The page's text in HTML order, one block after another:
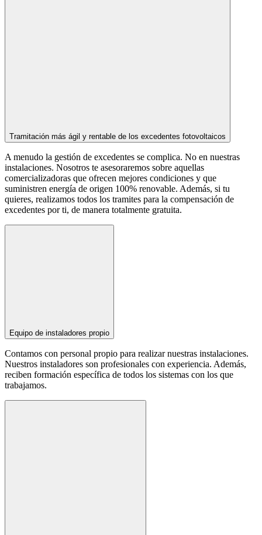
Tramitación más ágil y rentable de los excedentes fotovoltaicos
A menudo la gestión de excedentes se complica. No en nuestras
instalaciones. Nosotros te asesoraremos sobre aquellas
comercializadoras que ofrecen mejores condiciones y que
suministren energía de origen 100% renovable. Además, si tu
quieres, realizamos todos los tramites para la compensación de
excedentes por ti, de manera totalmente gratuita.
Equipo de instaladores propio
Contamos con personal propio para realizar nuestras instalaciones.
Nuestros instaladores son profesionales con experiencia. Además,
reciben formación específica de todos los sistemas con los que
trabajamos.